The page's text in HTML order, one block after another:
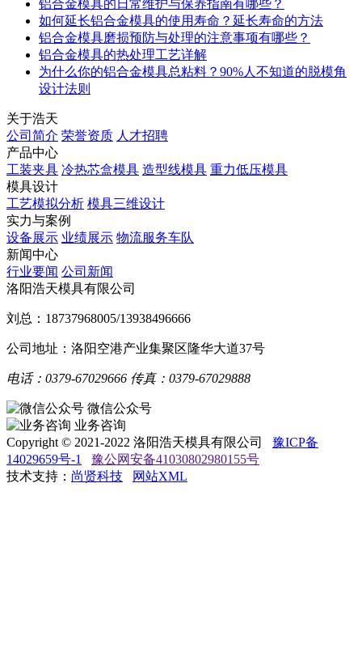
铝合金模具的日常维护与保养指南有哪些？
如何延长铝合金模具的使用寿命？延长寿命的方法
铝合金模具磨损预防与处理的注意事项有哪些？
铝合金模具的热处理工艺详解
为什么你的铝合金模具总粘料？90%人不知道的脱模角
设计法则
关于浩天
公司简介 荣誉资质 人才招聘
产品中心
工装夹具 冷热芯盒模具 造型线模具 重力低压模具
模具设计
工艺模拟分析 模具三维设计
实力与案例
设备展示 业绩展示 物流服务车队
新闻中心
行业要闻 公司新闻
洛阳浩天模具有限公司
刘总： 18737968005/13938496666
公司地址：洛阳空港产业集聚区隆华大道37号
电话：0379-67029666 传真：0379-67029888
微信公众号
业务咨询
Copyright © 2021-2022 洛阳浩天模具有限公司 豫ICP备
14029659号-1
豫公网安备41030802980155号
技术支持： 尚贤科技 网站XML